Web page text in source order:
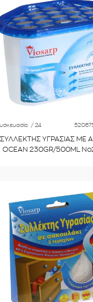
/ 24
ΣΥΛΛΕΚΤΗΣ ΥΓΡΑΣΙΑΣ ΜΕ
OCEAN 230GR/500ML